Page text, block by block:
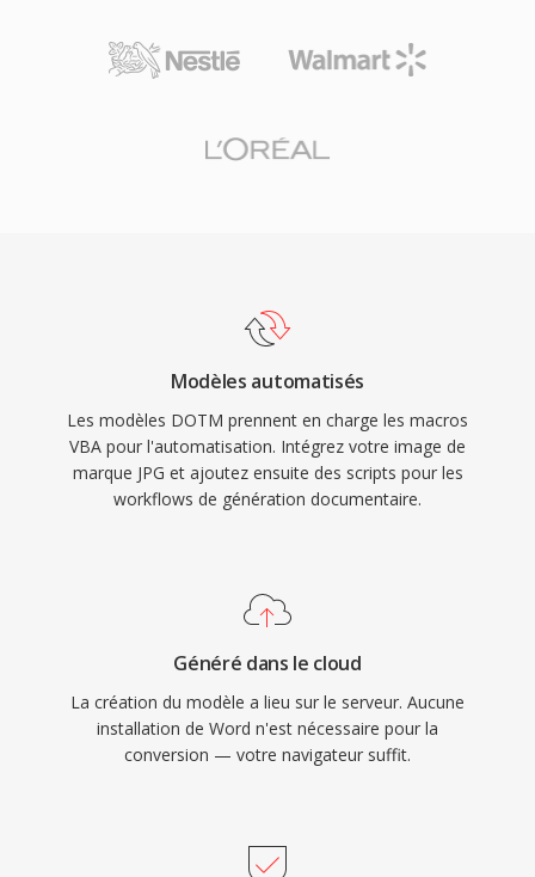
Modèles automatisés
Les modèles DOTM prennent en charge les macros
VBA pour l'automatisation. Intégrez votre image de
marque JPG et ajoutez ensuite des scripts pour les
workflows de génération documentaire.
Généré dans le cloud
La création du modèle a lieu sur le serveur. Aucune
installation de Word n'est nécessaire pour la
conversion — votre navigateur suffit.